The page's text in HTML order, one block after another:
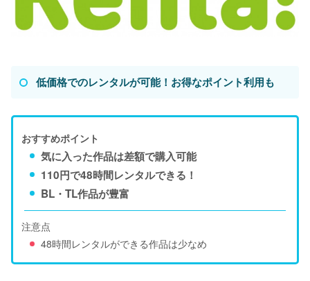
低価格でのレンタルが可能！お得なポイント利用も
おすすめポイント
気に入った作品は差額で購入可能
110円で48時間レンタルできる！
BL・TL作品が豊富
注意点
48時間レンタルができる作品は少なめ